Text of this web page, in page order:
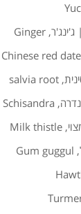
ג'ינג'ר,
Ginger
Chinese red date
,
salvia root
,
Schisandra
,
Milk thistle
,
Gum guggul